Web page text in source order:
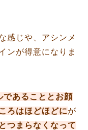
感じや、アシンメ
ンが得意になりま
であることとお顔
ろはほどほどにが
つまらなくなって